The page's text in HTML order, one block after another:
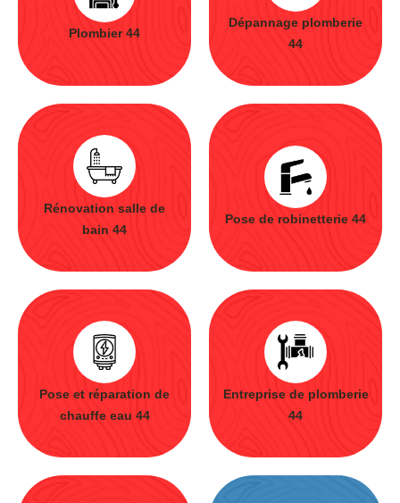
Plombier 44
Dépannage plomberie
44
Rénovation salle de
bain 44
Pose de robinetterie 44
Pose et réparation de
chauffe eau 44
Entreprise de plomberie
44